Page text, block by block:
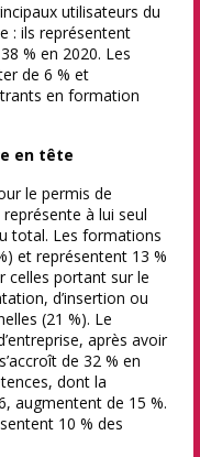
utilisateurs du
: ils représentent
% en 2020. Les
de 6 % et
en formation
en tête
le permis de
à lui seul
total. Les formations
et représentent 13 %
celles portant sur le
d’insertion ou
(21 %). Le
après avoir
de 32 % en
dont la
augmentent de 15 %.
10 % des